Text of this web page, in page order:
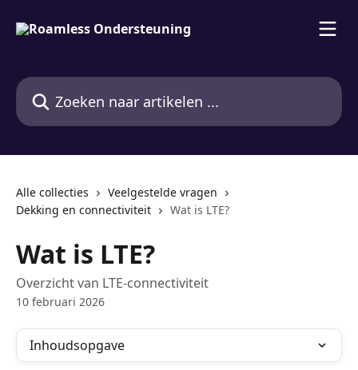
Zoeken naar artikelen ...
Alle collecties
Veelgestelde vragen
Dekking en connectiviteit
Wat is LTE?
Wat is LTE?
Overzicht van LTE-connectiviteit
10 februari 2026
Inhoudsopgave